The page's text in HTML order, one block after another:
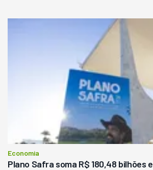
Economia
Plano Safra soma R$ 180,48 bilhões